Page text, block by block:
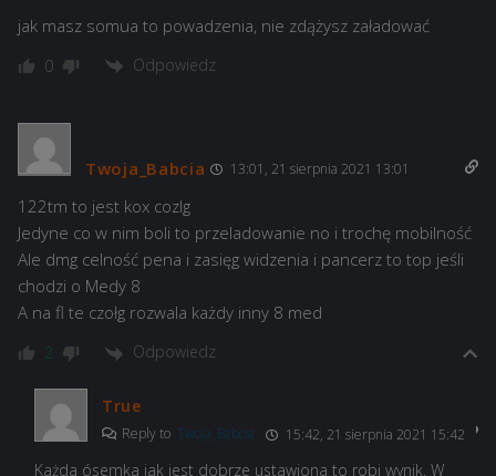
jak masz somua to powadzenia, nie zdążysz załadować
0 Odpowiedz
Twoja_Babcia 13:01, 21 sierpnia 2021 13:01
122tm to jest kox cozlg
Jedyne co w nim boli to przeladowanie no i trochę mobilność
Ale dmg celność pena i zasięg widzenia i pancerz to top jeśli
chodzi o Medy 8
A na fl te czołg rozwala każdy inny 8 med
2 Odpowiedz
True
Reply to Twoja_Babcia 15:42, 21 sierpnia 2021 15:42
Każda ósemka jak jest dobrze ustawiona to robi wynik. W